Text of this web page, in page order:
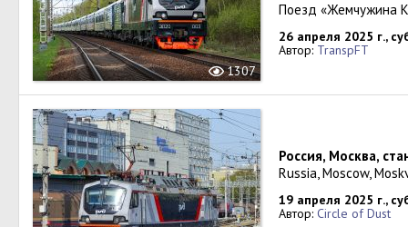
1307
Поезд «Жемчужина
26 апреля 2025 г.,
Автор: TranspFT
Россия, Москва,
Russia, Moscow,
19 апреля 2025 г.,
Автор: Circle of Dust